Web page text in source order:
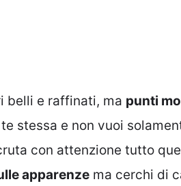
belli e raffinati, ma punti
stessa e non vuoi
con attenzione tutto
apparenze ma cerchi di